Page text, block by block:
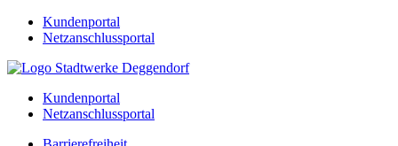
Kundenportal
Netzanschlussportal
Kundenportal
Netzanschlussportal